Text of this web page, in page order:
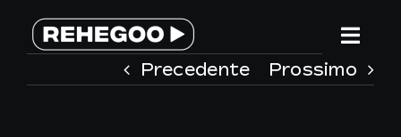
Salta
Precedente Prossimo